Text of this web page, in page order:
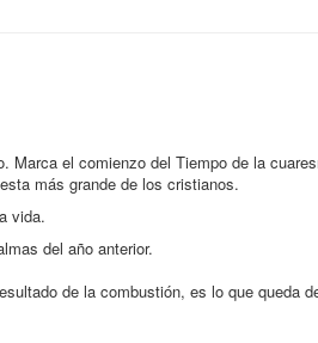
Marca el comienzo del Tiempo de la
más grande de los cristianos.
vida.
del año anterior.
de la combustión, es lo que queda